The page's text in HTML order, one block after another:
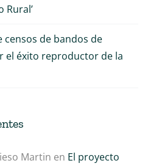
Rural’
censos de bandos de
el éxito reproductor de la
Martin en El proyecto